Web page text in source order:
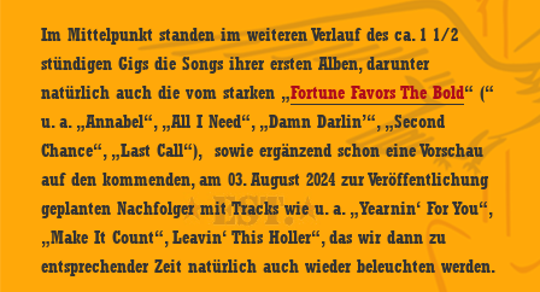
Im Mittelpunkt standen im weiteren Verlauf des ca. 1 1/2
stündigen Gigs die Songs ihrer ersten Alben, darunter
natürlich auch die vom starken „Fortune Favors The Bold“ (“
u. a. „Annabel“, „All I Need“, „Damn Darlin’“, „Second
Chance“, „Last Call“), sowie ergänzend schon eine Vorschau
auf den kommenden, am 03. August 2024 zur Veröffentlichung
geplanten Nachfolger mit Tracks wie u. a. „Yearnin‘ For You“,
„Make It Count“, Leavin‘ This Holler“, das wir dann zu
entsprechender Zeit natürlich auch wieder beleuchten werden.